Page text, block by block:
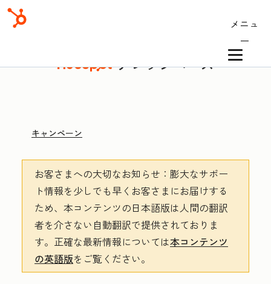
メニュ
ー
ナレッジベース
キャンペーン
お客さまへの大切なお知らせ ：膨大なサポー
ト情報を少しでも早くお客さまにお届けする
ため、本コンテンツの日本語版は人間の翻訳
者を介さない自動翻訳で提供されておりま
す。 正確な最新情報については本コンテンツ
の英語版をご覧ください。